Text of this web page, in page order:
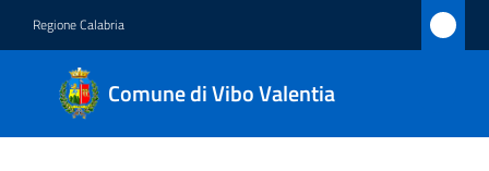
Regione Calabria
Comune di Vibo Valentia
Comune
di Vibo
Valentia